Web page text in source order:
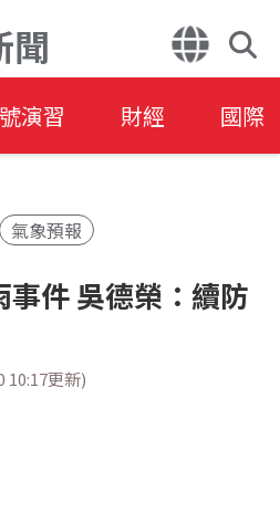
聞
演習 財經 國際
氣象預報
件 吳德榮：續防
10:17更新)